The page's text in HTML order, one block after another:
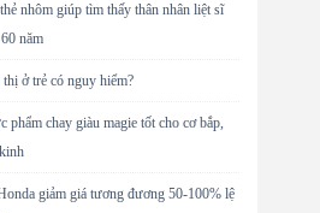
nhôm giúp tìm thấy thân nhân liệt sĩ
năm
thị ở trẻ có nguy hiểm?
phẩm chay giàu magie tốt cho cơ bắp,
giảm giá tương đương 50-100% lệ